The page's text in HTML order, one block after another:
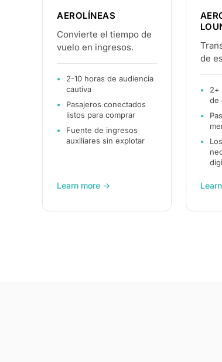
AEROLÍNEAS
Convierte el tiempo de
vuelo en ingresos.
2-10 horas de audiencia
cautiva
Pasajeros conectados
listos para comprar
Fuente de ingresos
auxiliares sin explotar
Learn more →
de
2+
de